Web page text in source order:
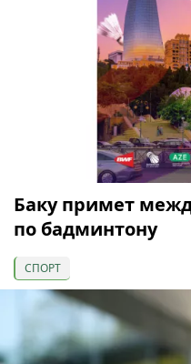
Баку примет
по бадминтону
СПОРТ